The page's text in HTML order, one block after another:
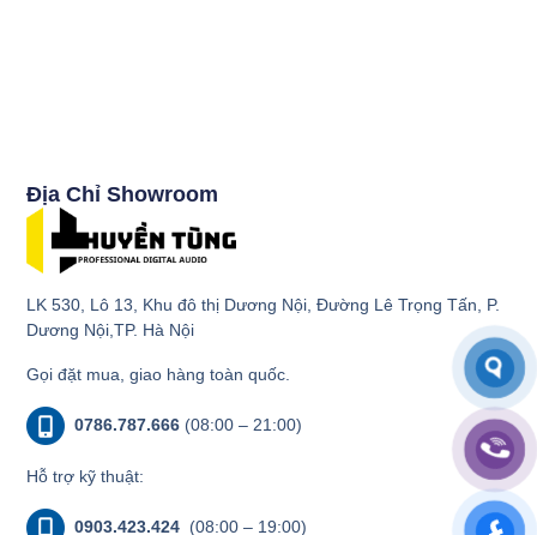
Địa Chỉ Showroom
LK 530, Lô 13, Khu đô thị Dương Nội, Đường Lê Trọng Tấn, P.
Dương Nội,TP. Hà Nội
Gọi đặt mua, giao hàng toàn quốc.
0786.787.666 (08:00 – 21:00)
Hỗ trợ kỹ thuật:
0903.423.424 (08:00 – 19:00)